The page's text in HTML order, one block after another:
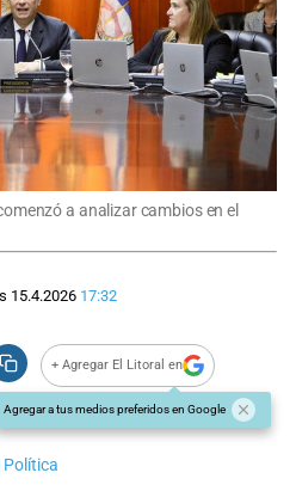
a analizar cambios en el
15.4.2026 17:32
+ Agregar El Litoral en
Agregar a tus medios preferidos en Google
Política